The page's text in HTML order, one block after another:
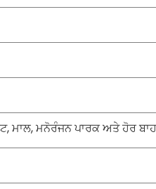
ਮਾਲ, ਮਨੋਰੰਜਨ ਪਾਰਕ ਅਤੇ ਹੋਰ